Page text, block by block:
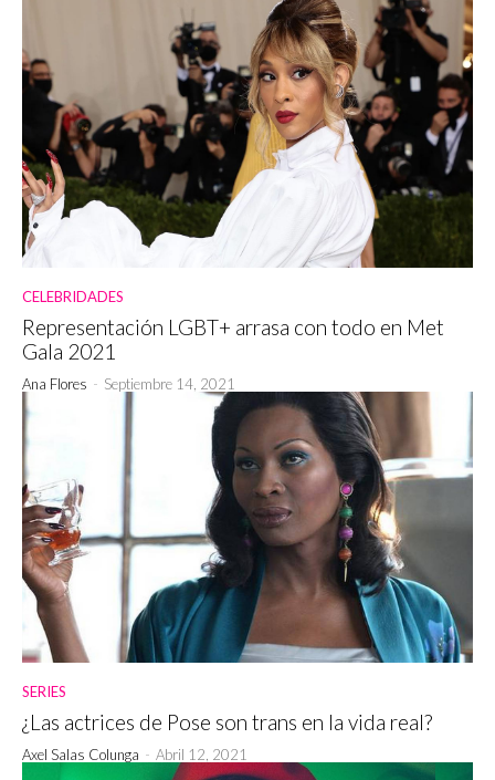
CELEBRIDADES
Representación LGBT+ arrasa con todo en Met
Gala 2021
Ana Flores - Septiembre 14, 2021
SERIES
¿Las actrices de Pose son trans en la vida real?
Axel Salas Colunga - Abril 12, 2021